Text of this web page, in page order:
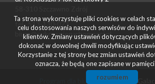
tel. 513-130-023
biuro@sukcesnieruchomosci.pl
Program dla biur nieruchomości
Ta strona wykorzystuje pliki cookies w celach
celu dostosowania naszych serwisów do
klientów. Zmiany ustawień dotyczących
dokonać w dowolnej chwili modyfikując
Korzystanie z tej strony bez zmian ustawień
oznacza, że będą one zapisane w
rozumiem